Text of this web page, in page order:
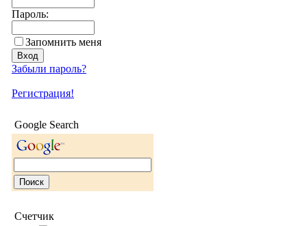
Пароль:
Запомнить меня
Забыли пароль?
Регистрация!
Google Search
Счетчик